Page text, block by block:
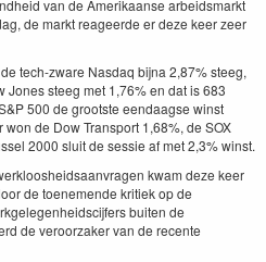
van de Amerikaanse arbeidsmarkt
de markt reageerde er deze keer zeer
tech-zware Nasdaq bijna 2,87% steeg,
steeg met 1,76% en dat is 683
500 de grootste eendaagse winst
de Dow Transport 1,68%, de SOX
2000 sluit de sessie af met 2,3% winst.
kwam deze keer
de toenemende kritiek op de
buiten de
de veroorzaker van de recente